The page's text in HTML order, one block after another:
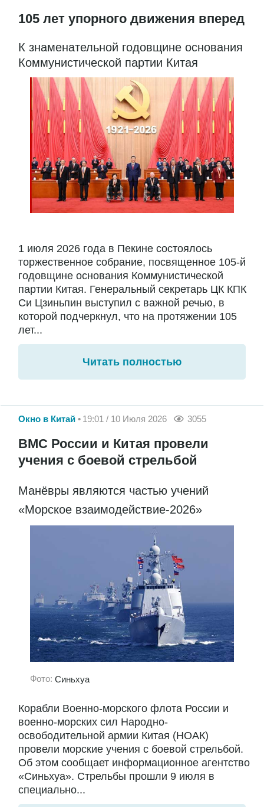
105 лет упорного движения вперед
К знаменательной годовщине основания
Коммунистической партии Китая
1 июля 2026 года в Пекине состоялось
торжественное собрание, посвященное 105-й
годовщине основания Коммунистической
партии Китая. Генеральный секретарь ЦК КПК
Си Цзиньпин выступил с важной речью, в
которой подчеркнул, что на протяжении 105
лет...
Читать полностью
Окно в Китай 19:01 / 10 Июля 2026 3055
ВМС России и Китая провели
учения с боевой стрельбой
Манёвры являются частью учений
«Морское взаимодействие-2026»
Фото: Синьхуа
Корабли Военно-морского флота России и
военно-морских сил Народно-
освободительной армии Китая (НОАК)
провели морские учения с боевой стрельбой.
Об этом сообщает информационное агентство
«Синьхуа». Стрельбы прошли 9 июля в
специально...